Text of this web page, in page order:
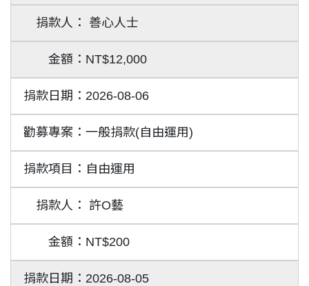
善心人士
NT$12,000
2026-08-06
一般捐款(自由運用)
自由運用
許O藝
NT$200
2026-08-05